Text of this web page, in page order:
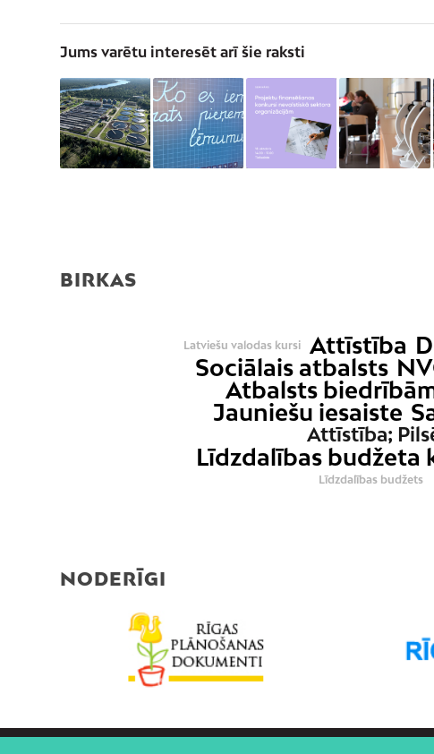
Jums varētu interesēt arī šie raksti
BIRKAS
Latviešu valodas kursi Attīstība
Sociālais atbalsts
Atbalsts
Jauniešu iesaiste
Attīstība;
Līdzdalības budžeta
Līdzdalības budžets
NODERĪGI